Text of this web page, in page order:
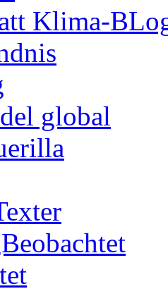
Klima-
global